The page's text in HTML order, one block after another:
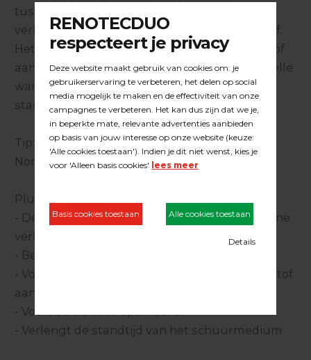
tussenpad voor een perfect krasbeeld en
verlengt het de levensduur van de steunschijf.
Het voorkomt tevens verkleven van schuurstof
aan het schuurmateriaal en heeft door de snelle
warmte afvoer direct positieve invloed op de
standtijd van het schuurmedium.
Tip: Gebruik dit product in combinatie met
Norton Keraweb, keramisch schuurvlies!
Pluspunten samengevat:
- Dempingselement dat 'stuiteren' van machine
verhelpt
- Beschermt de steunschijven
- Voorkomt verkleven / vernetten van schuurstof
aan het schuurmateriaal
- Voert de warmte optimaal af
- Verlengt de standtijd van het schuurmedium